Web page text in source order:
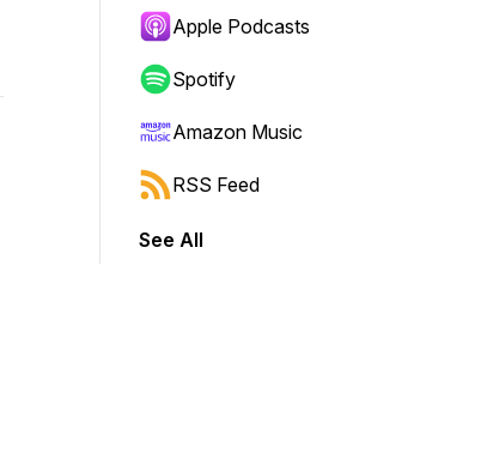
Apple Podcasts
Spotify
Amazon Music
RSS Feed
See All